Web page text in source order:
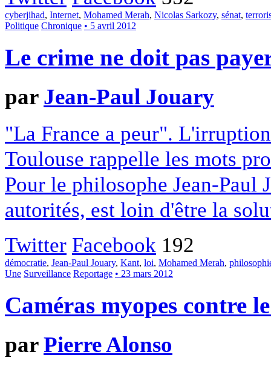
cyberjihad, Internet, Mohamed Merah, Nicolas Sarkozy, sénat,
Politique Chronique • 5 avril 2012
Le crime ne doit pas
par Jean-Paul Jouary
"La France a peur".
Toulouse rappelle les mots
Pour le philosophe Jean-Paul
autorités, est loin d'être la
Twitter Facebook 192
démocratie, Jean-Paul Jouary, Kant, loi, Mohamed Merah,
Une Surveillance Reportage • 23 mars 2012
Caméras myopes contre
parPierre Alonso